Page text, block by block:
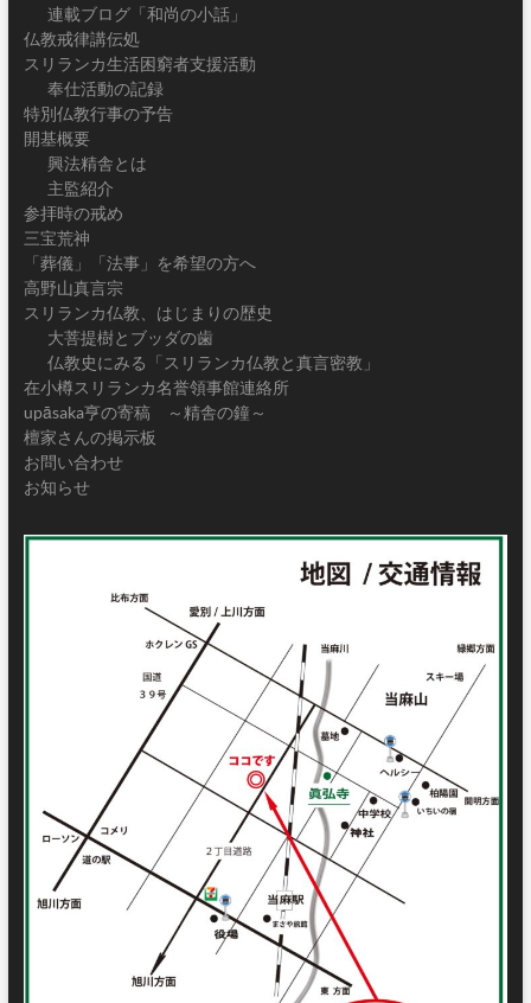
連載ブログ「和尚の小話」
仏教戒律講伝処
スリランカ生活困窮者支援活動
奉仕活動の記録
特別仏教行事の予告
開基概要
興法精舎とは
主監紹介
参拝時の戒め
三宝荒神
「葬儀」「法事」を希望の方へ
高野山真言宗
スリランカ仏教、はじまりの歴史
大菩提樹とブッダの歯
仏教史にみる「スリランカ仏教と真言密教」
在小樽スリランカ名誉領事館連絡所
upāsaka亨の寄稿 ～精舎の鐘～
檀家さんの掲示板
お問い合わせ
お知らせ